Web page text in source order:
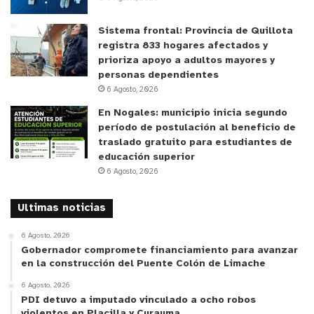
María , complementa: “En estos días hemos visto
muchos niños con síntomas de resfrío, con
moquitos, un poco dolor de garganta y de tos. Por
el incremento de las infecciones virales, en esta
época también hemos visto bastantes niños con
crisis, incluso llegando a hospitalizarse”.
Para evitar este tipo de virus, especialistas
sugieren tomar algunas medidas:
Una buena higiene de las manos con alcohol gel o agua
y jabón.
Hacer uso correcto de mascarillas en espacios cerrados
humo del tabaco.
No tener contacto estrecho con personas que
Sistema frontal: Provincia de Quillota
registra 833 hogares afectados y
prioriza apoyo a adultos mayores y
personas dependientes
6 Agosto, 2026
En Nogales: municipio inicia segundo
período de postulación al beneficio de
traslado gratuito para estudiantes de
educación superior
6 Agosto, 2026
Ultimas noticias
6 Agosto, 2026
Gobernador compromete financiamiento para avanzar
en la construcción del Puente Colón de Limache
6 Agosto, 2026
PDI detuvo a imputado vinculado a ocho robos